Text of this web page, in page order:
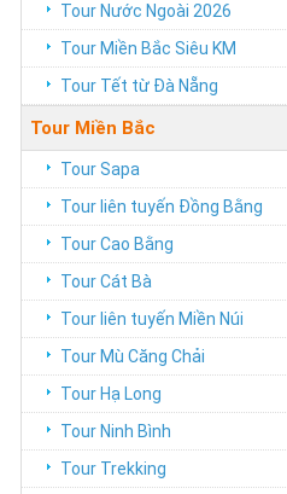
Tour Nước Ngoài 2026
Tour Miền Bắc Siêu KM
Tour Tết từ Đà Nẵng
Tour Miền Bắc
Tour Sapa
Tour liên tuyến Đồng Bằng
Tour Cao Bằng
Tour Cát Bà
Tour liên tuyến Miền Núi
Tour Mù Căng Chải
Tour Hạ Long
Tour Ninh Bình
Tour Trekking